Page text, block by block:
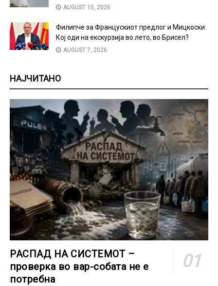
AUGUST 10, 2026
Филипче за Францускиот предлог и Мицкоски:
Кој оди на екскурзија во лето, во Брисел?
AUGUST 7, 2026
НАЈЧИТАНО
РАСПАД НА СИСТЕМОТ –
проверка во вар-собата не е
потребна